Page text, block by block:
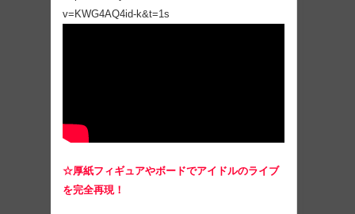
v=KWG4AQ4id-k&t=1s
☆厚紙フィギュアやボードでアイドルのライブ
を完全再現！